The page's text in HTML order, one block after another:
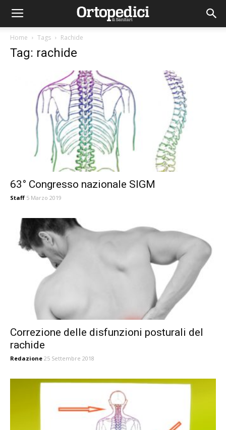
Home Tags Rachide
Tag: rachide
63° Congresso nazionale SIGM
Staff 5 Marzo 2019
Correzione delle disfunzioni posturali del
rachide
Redazione 25 Settembre 2018